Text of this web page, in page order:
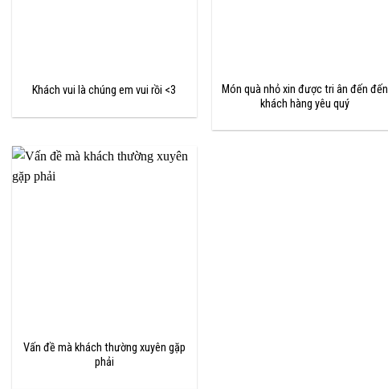
Khách vui là chúng em vui rồi <3
Món quà nhỏ xin được tri ân đến đến
khách hàng yêu quý
Vấn đề mà khách thường xuyên gặp
phải